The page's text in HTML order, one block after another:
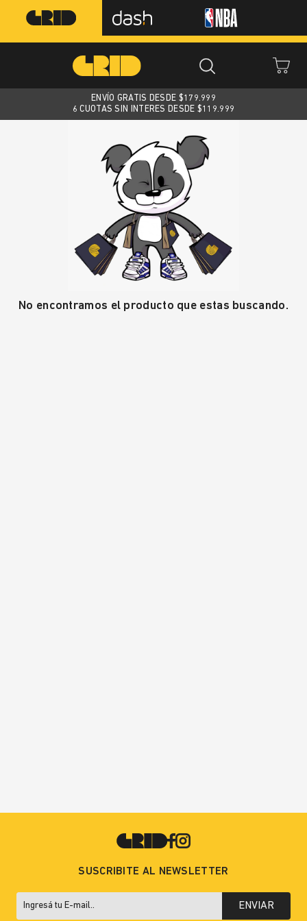
ENVÍO GRATIS DESDE $179.999
6 CUOTAS SIN INTERES DESDE $119.999
No encontramos el producto que estas buscando.
SUSCRIBITE AL NEWSLETTER
ENVIAR